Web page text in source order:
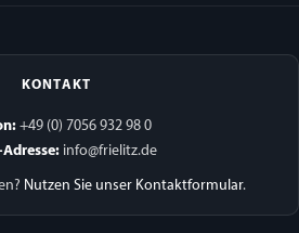
KONTAKT
+49 (0) 7056 932 98 0
info@frielitz.de
Nutzen Sie unser Kontaktformular.